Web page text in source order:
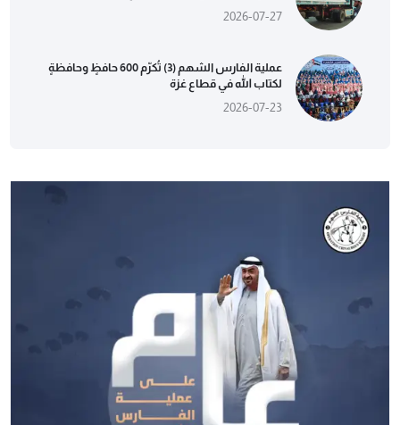
2026-07-27
عملية الفارس الشهم (3) تُكرّم 600 حافظٍ وحافظةٍ
لكتاب الله في قطاع غزة
2026-07-23